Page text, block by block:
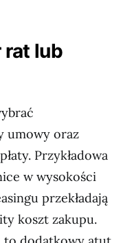
rat lub
umowy oraz
Przykładowa
w wysokości
przekładają
koszt zakupu.